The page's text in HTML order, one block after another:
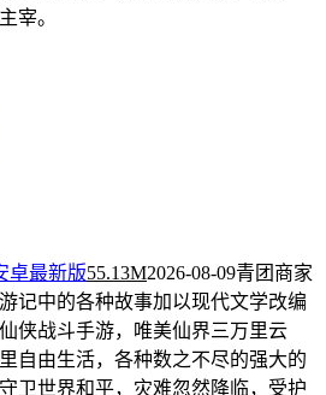
宰。
卓最新版55.13M2026-08-09青团商家
记中的各种故事加以现代文学改编
侠战斗手游，唯美仙界三万里云
自由生活，各种数之不尽的强大的
卫世界和平，灾难忽然降临，受护